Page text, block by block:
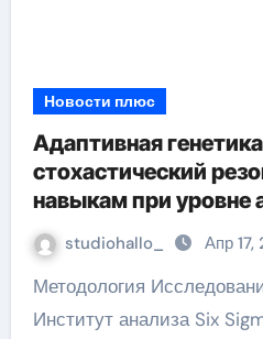
Новости плюс
Адаптивная
стохастический
навыкам при уровне
studiohallo_ Апр 17,
Методология Исследование проводилось в
Институт анализа Six